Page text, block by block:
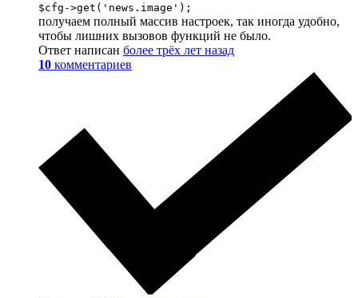
$cfg->get('news.image');
получаем полный массив настроек, так иногда удобно,
чтобы лишних вызовов функций не было.
Ответ написан более трёх лет назад
10 комментариев